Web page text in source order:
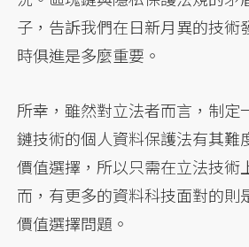
子，告訴我們在日新月異的技術
時俱進是多麼重要。
所幸，雖然對立法者而言，制定
鏈技術的個人資料保護法有其難
價值選擇，所以只需在立法技術
而，有更多的資料科技面對的則
價值選擇問題。